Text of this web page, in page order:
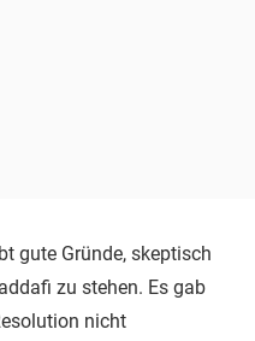
gute Gründe, skeptisch
zu stehen. Es gab
nicht